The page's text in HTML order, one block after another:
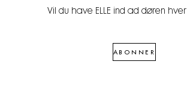
Vil du have ELLE ind ad døren
ABONNER